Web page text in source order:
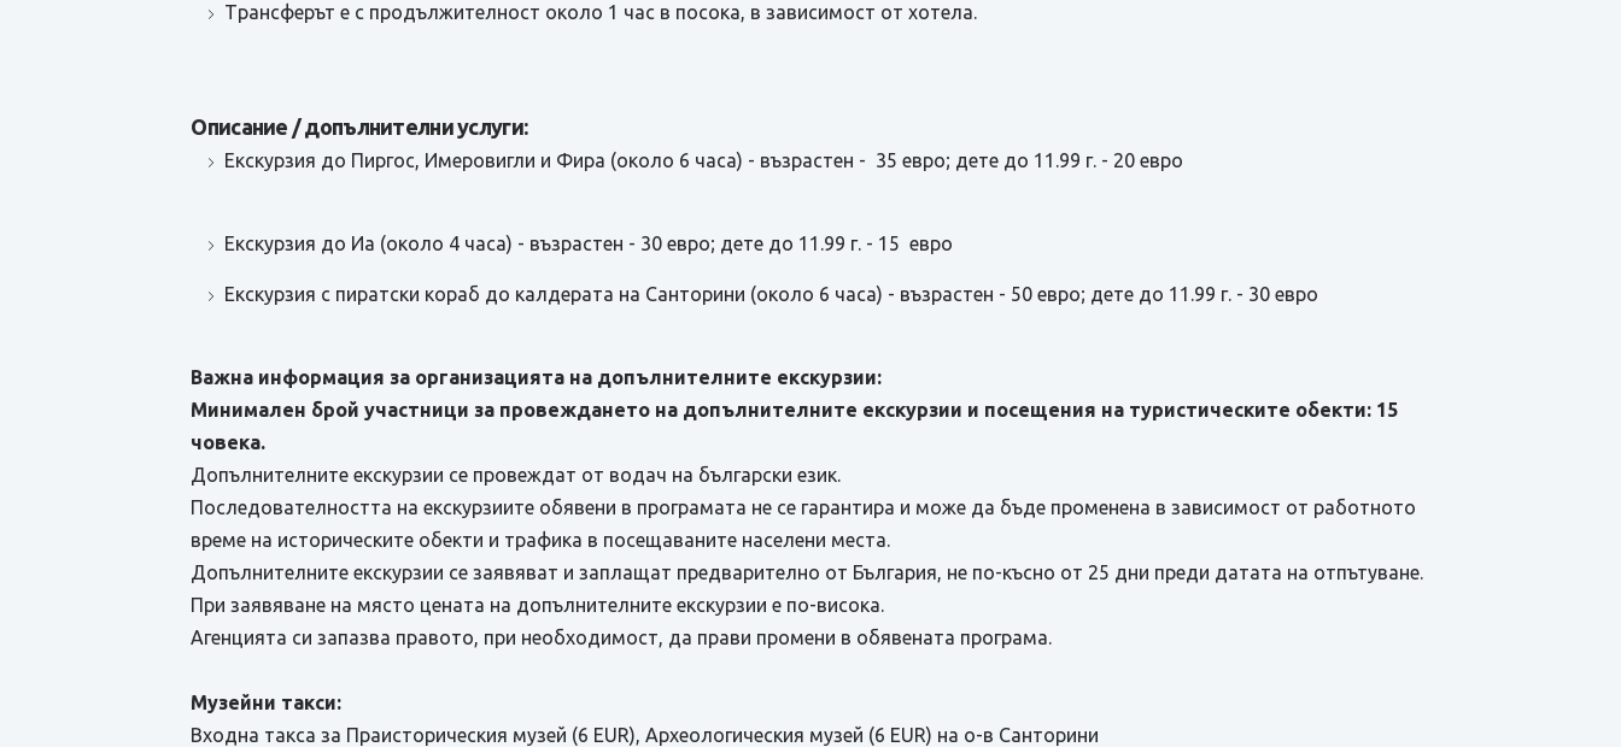
Tрансферът е с продължителност около 1 час в посока, в зависимост от хотела.
Описание / допълнителни услуги:
Екскурзия до Пиргос, Имеровигли и Фира (около 6 часа) - възрастен - 35 евро; дете до 11.99 г. - 20 евро
Eкскурзия до Иа (около 4 часа) - възрастен - 30 евро; дете до 11.99 г. - 15 евро
Екскурзия с пиратски кораб до калдерата на Санторини (около 6 часа) - възрастен - 50 евро; дете до 11.99 г. - 30 евро
Важна информация за организацията на допълнителните екскурзии:
Минимален брой участници за провеждането на допълнителните екскурзии и посещения на туристическите обекти: 15
човека.
Допълнителните екскурзии се провеждат от водач на български език.
Последователността на екскурзиите обявени в програмата не се гарантира и може да бъде променена в зависимост от работното
време на историческите обекти и трафика в посещаваните населени места.
Допълнителните екскурзии се заявяват и заплащат предварително от България, не по-късно от 25 дни преди датата на отпътуване.
При заявяване на място цената на допълнителните екскурзии е по-висока.
Агенцията си запазва правото, при необходимост, да прави промени в обявената програма.
Музейни такси:
Входна такса за Праисторическия музей (6 EUR), Археологическия музей (6 EUR) на о-в Санторини